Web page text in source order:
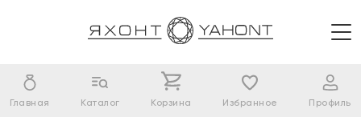
Главная Каталог Корзина Избранное Профиль